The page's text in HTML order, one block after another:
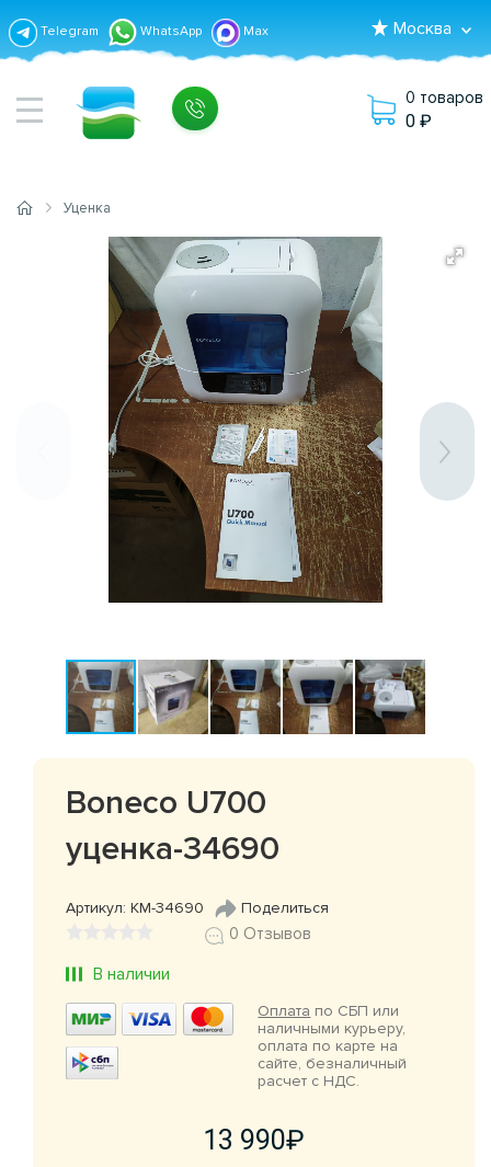
Telegram WhatsApp Max Москва
0 товаров
0
Уценка
Boneco U700
уценка-34690
Артикул: КМ-34690 Поделиться
0 Отзывов
В наличии
Оплата по СБП или
наличными курьеру,
оплата по карте на
сайте, безналичный
расчет с НДС.
13 990